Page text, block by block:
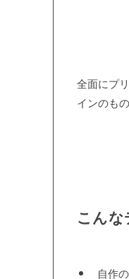
全面にプ
インのも
こん
自作